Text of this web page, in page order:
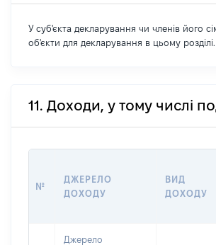
У суб'єкта декларування чи членів його
об'єкти для декларування в цьому розділі.
11. Доходи, у тому числі
№
ДЖЕРЕЛО
ДОХОДУ
ВИД
ДОХОДУ
Джерело